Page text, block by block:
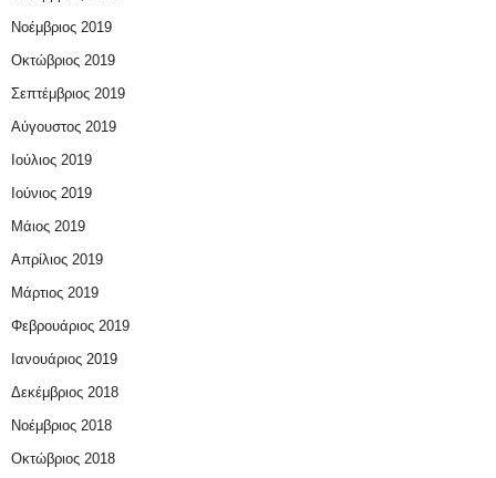
Νοέμβριος 2019
Οκτώβριος 2019
Σεπτέμβριος 2019
Αύγουστος 2019
Ιούλιος 2019
Ιούνιος 2019
Μάιος 2019
Απρίλιος 2019
Μάρτιος 2019
Φεβρουάριος 2019
Ιανουάριος 2019
Δεκέμβριος 2018
Νοέμβριος 2018
Οκτώβριος 2018